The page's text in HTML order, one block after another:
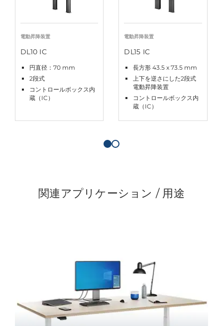
電動昇降装置
DL10 IC
円直径：70 mm
2段式
コントロールボックス内
蔵（IC）
電動昇降装置
DL15 IC
長方形 43.5 x 73.5 mm
上下を逆さにした2段式
電動昇降装置
コントロールボックス内
蔵（IC）
関連アプリケーション / 用途